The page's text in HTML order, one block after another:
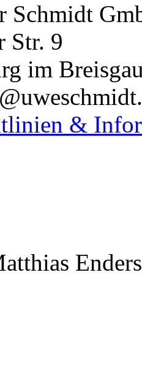
Schmidt
Str. 9
im
&